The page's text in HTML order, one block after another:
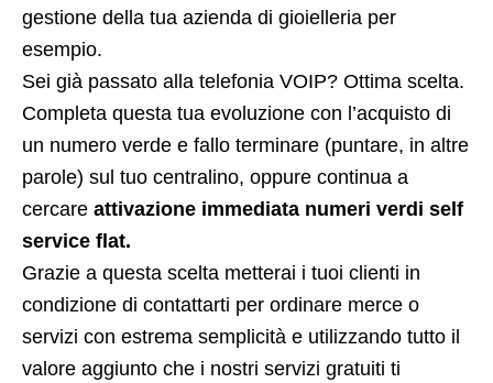
gestione della tua azienda di gioielleria per
esempio.
Sei già passato alla telefonia VOIP? Ottima scelta.
Completa questa tua evoluzione con l’acquisto di
un numero verde e fallo terminare (puntare, in altre
parole) sul tuo centralino, oppure continua a
cercare attivazione immediata numeri verdi self
service flat.
Grazie a questa scelta metterai i tuoi clienti in
condizione di contattarti per ordinare merce o
servizi con estrema semplicità e utilizzando tutto il
valore aggiunto che i nostri servizi gratuiti ti